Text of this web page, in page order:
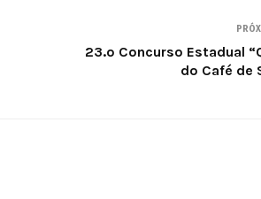
23.º Concurso Estadual
do Café de